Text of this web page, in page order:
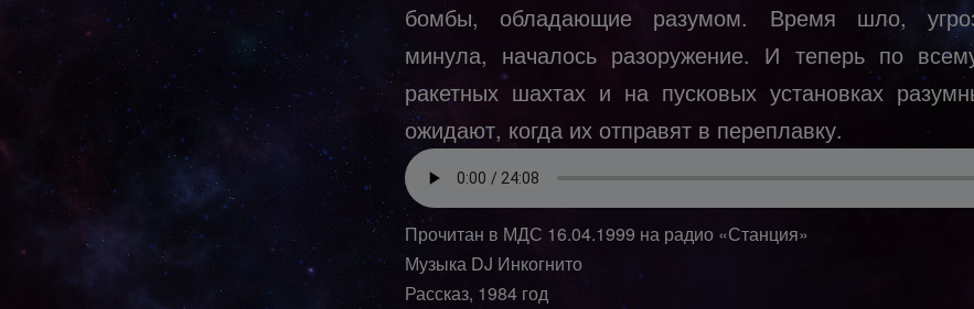
бомбы, обладающие разумом. Время шло,
минула, началось разоружение. И теперь по
ракетных шахтах и на пусковых установках
ожидают, когда их отправят в переплавку.
Прочитан в МДС 16.04.1999 на радио «Станция»
Музыка DJ Инкогнито
Рассказ, 1984 год